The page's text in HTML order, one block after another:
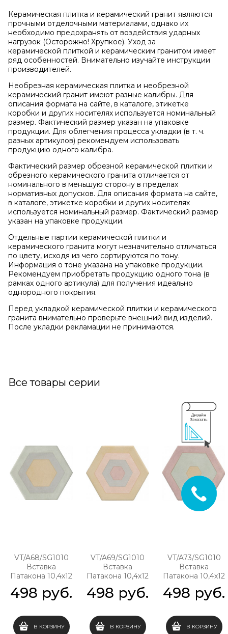
Керамическая плитка и керамический гранит являются
прочными отделочными материалами, однако их
необходимо предохранять от воздействия ударных
нагрузок (Осторожно! Хрупкое). Уход за
керамической плиткой и керамическим гранитом имеет
ряд особенностей. Внимательно изучайте инструкции
производителей.
Необрезная керамическая плитка и необрезной
керамический гранит имеют разные калибры. Для
описания формата на сайте, в каталоге, этикетке
коробки и других носителях используется номинальный
размер. Фактический размер указан на упаковке
продукции. Для облегчения процесса укладки (в т. ч.
разных артикулов) рекомендуем использовать
продукцию одного калибра.
Фактический размер обрезной керамической плитки и
обрезного керамического гранита отличается от
номинального в меньшую сторону в пределах
нормативных допусков. Для описания формата на сайте,
в каталоге, этикетке коробки и других носителях
используется номинальный размер. Фактический размер
указан на упаковке продукции.
Отдельные партии керамической плитки и
керамического гранита могут незначительно отличаться
по цвету, исходя из чего сортируются по тону.
Информация о тоне указана на упаковке продукции.
Рекомендуем приобретать продукцию одного тона (в
рамках одного артикула) для получения идеально
однородного покрытия.
Перед укладкой керамической плитки и керамического
гранита внимательно проверьте внешний вид изделий.
После укладки рекламации не принимаются.
Все товары серии
VT/A68/SG1010
Вставка
Патакона 10,4х12
498 руб.
В КОРЗИНУ
VT/A69/SG1010
Вставка
Патакона 10,4х12
498 руб.
В КОРЗИНУ
VT/A73/SG1010
Вставка
Патакона 10,4х12
498 руб.
В КОРЗИНУ